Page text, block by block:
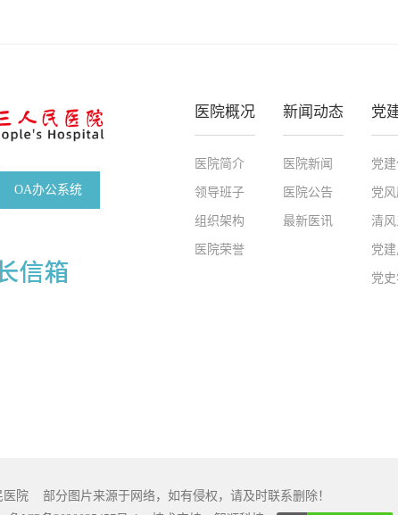
OA办公系统
医院概况
医院简介
领导班子
组织架构
医院荣誉
新闻动态
医院新闻
医院公告
最新医讯
党
党
党
清
党
党
院 部分图片来源于网络，如有侵权，请及时联系删除！